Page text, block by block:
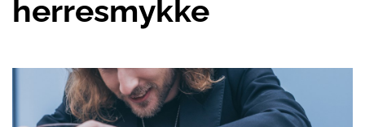
herresmykke